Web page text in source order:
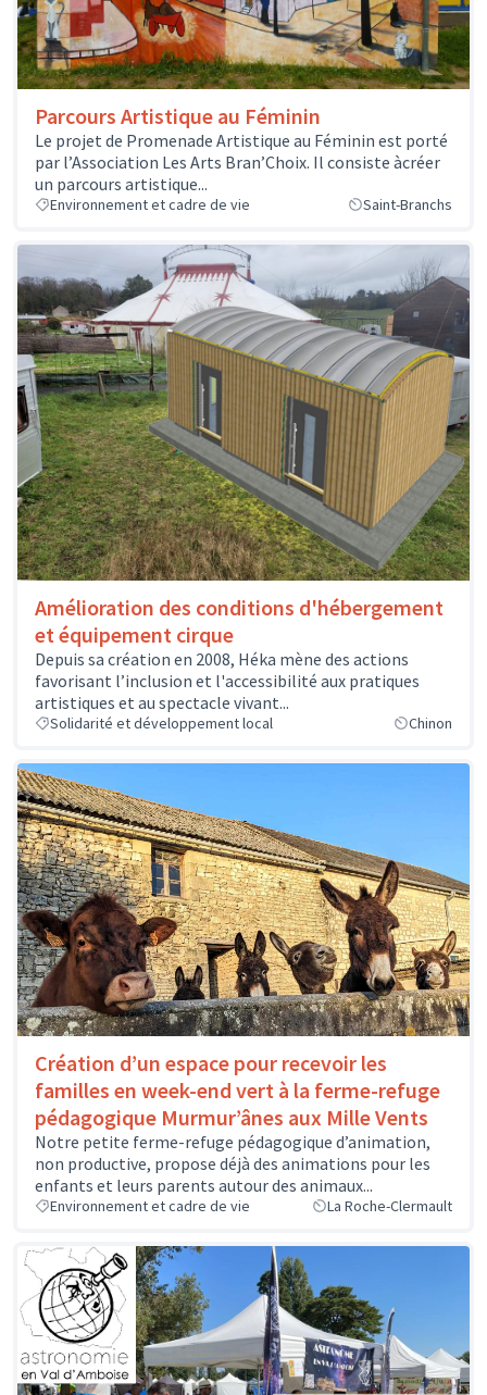
Parcours Artistique au Féminin
Le projet de Promenade Artistique au Féminin est porté
par l’Association Les Arts Bran’Choix. Il consiste àcréer
un parcours artistique...
Environnement et cadre de vie Saint-Branchs
Amélioration des conditions d'hébergement
et équipement cirque
Depuis sa création en 2008, Héka mène des actions
favorisant l’inclusion et l'accessibilité aux pratiques
artistiques et au spectacle vivant...
Solidarité et développement local Chinon
Création d’un espace pour recevoir les
familles en week-end vert à la ferme-refuge
pédagogique Murmur’ânes aux Mille Vents
Notre petite ferme-refuge pédagogique d’animation,
non productive, propose déjà des animations pour les
enfants et leurs parents autour des animaux...
Environnement et cadre de vie La Roche-Clermault